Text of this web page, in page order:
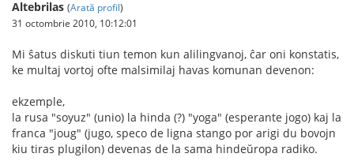
Altebrilas (Arată profil)
31 octombrie 2010, 10:12:01
Mi ŝatus diskuti tiun temon kun alilingvanoj, ĉar oni konstatis,
ke multaj vortoj ofte malsimilaj havas komunan devenon:
ekzemple,
la rusa "soyuz" (unio) la hinda (?) "yoga" (esperante jogo) kaj la
franca "joug" (jugo, speco de ligna stango por arigi du bovojn
kiu tiras plugilon) devenas de la sama hindeŭropa radiko.